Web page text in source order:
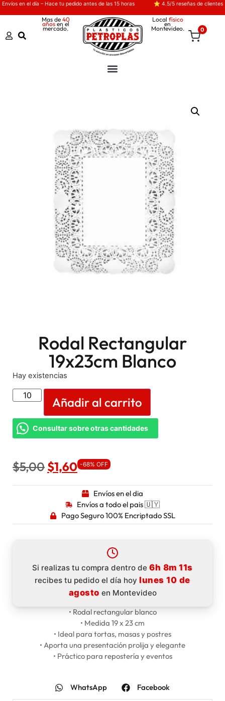
Envíos en el día – Hace tu pedido antes de las 15 horas ⭐ 4.5/5 reseñas de clientes
Mas de 40
añosen el
mercado.
Local físico
en
Montevideo. 0
Rodal Rectangular
19x23cm Blanco
Hay existencias
Añadir al carrito
Consultar sobre otras cantidades
$5,00 $1,60 -68% OFF
Envíos en el dia
Envíos a todo el pais 🇺🇾
Pago Seguro 100% Encriptado SSL
Si realizas tu compra dentro de6h 8m 11s
recibes tu pedido el día hoy lunes 10 de
agosto en Montevideo
• Rodal rectangular blanco
• Medida 19 x 23 cm
• Ideal para tortas, masas y postres
• Aporta una presentación prolija y elegante
• Práctico para repostería y eventos
WhatsApp Facebook